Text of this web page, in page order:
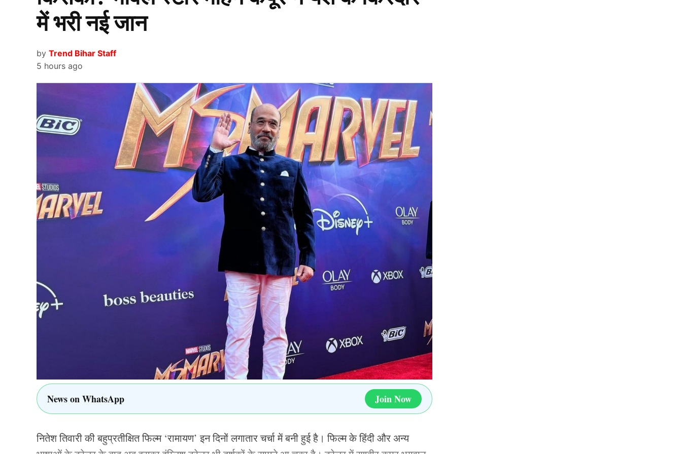
इस बार एशिया कप 2025 के लिए ईनामी राशि में 50 प्रतिशत की वृद्धि कर दी है. ऐसे में इस बार जो टीम एशिया कप
2025 जीतने वाली है, उसे बतौर ईनाम राशि 2.60 करोड़ रूपये एसीसी की तरफ से मिलने वाली है. वहीं उपविजेता
एशिया कप 2025 के मौजूदा पॉइंट्स टेबल (Asia Cup 2025 Points Table) की बात करें तो बांग्लादेश की टीम
(Bangladesh Cricket Team) इस पॉइंट्स टेबल में नंबर 3 पर है, जबकि श्रीलंका की टीम (Sri Lanka Cricket
Team) अपने सभी मैच गंवाने के बाद चौथे नंबर पर है. एसीसी इस बार नंबर 3 पर रहने वाली बांग्लादेश की टीम को
53 लाख रूपये और चौथे नंबर पर रहने वाली श्रीलंका की टीम को 39 लाख रुपये बतौर ईनामी राशि देने वाली है.
भारतीय टीम है Asia Cup 2025 जीतने की प्रबल दावेदार
एशिया कप 2025 जीतने की बात करें तो टीम इंडिया (Team India) इस बार फाइनल जीतने की प्रबल दावेदार है.
भारतीय टीम ने जहां टूर्नामेंट में अपने सभी मैच जीतकर फाइनल में जगह बनाई है. वहीं पाकिस्तान की टीम (Pakistan
Cricket Team) को 2 बार भारत के सामने हार का सामना करना पड़ा है. पाकिस्तान की टीम ने फाइनल में जगह
जरुर बनाया है, लेकिन उसने छोटी टीमों को हराकर ये मुकाम हासिल किया है.
ऐसे में पाकिस्तान और भारत का कोई प्रतिद्वंद्वीता ही नहीं है. भारतीय टीम ने पिछले 7 मैचों में पाकिस्तान की टीम को
लगातार शिकस्त दी है. इसी वजह से एशिया कप 2025 के सुपर 4 में पाकिस्तान को हराने के बाद भारतीय कप्तान
सूर्यकुमार यादव ने कहा था कि पाकिस्तान से कोई प्रतिद्वंद्वीता ही नहीं है.
राइवलरी उन टीमों के बीच होती है, जिनके जीत प्रतिशत में 40-50 प्रतिशत का अंतर होता है, यहां भारत और
पाकिस्तान के बीच तो मामला ही अलग है. भारत ने पिछले 7 मैचों में लगातार पाकिस्तान को शिकस्त दी है.
ALSO READ:भारत ने जीता एशिया कप फाइनल तो मैदान पर होगा जंग, पाकिस्तान ने की तैयारी, दुबई पहुंचा
मोहसिन नकवी
Indian Cricket Team Pakistan Cricket Team Sri Lanka Cricket Team Team India
में भरी नई जान
by Trend Bihar Staff
5 hours ago
News on WhatsApp Join Now
नितेश तिवारी की बहुप्रतीक्षित फिल्म ‘रामायण’ इन दिनों लगातार चर्चा में बनी हुई है। फिल्म के हिंदी और अन्य